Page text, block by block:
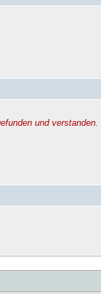
und verstanden.